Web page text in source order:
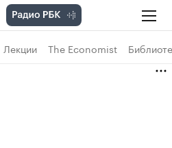
Лекции The Economist